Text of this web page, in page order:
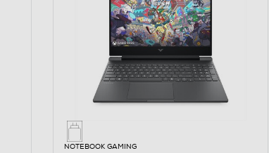
NOTEBOOK GAMING